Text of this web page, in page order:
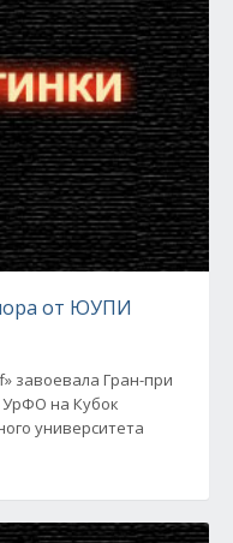
от ЮУПИ
завоевала Гран-при
УрФО на Кубок
университета